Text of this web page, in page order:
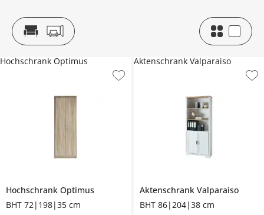
Hochschrank Optimus
BHT 72|198|35 cm
Hochschrank Optimus
Aktenschrank Valparaiso
BHT 86|204|38 cm
Aktenschrank Valparaiso